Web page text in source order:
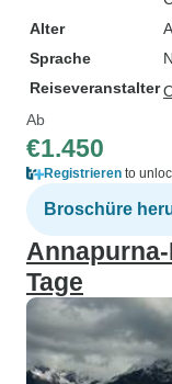
Alter
Sprache
Reiseveranstalter
Ab
€1.450
Registrieren to
Broschüre
Tage